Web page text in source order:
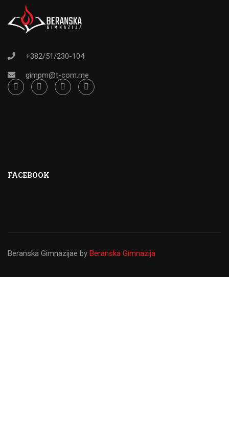
+382/51/230-104
gimpm@t-com.me
FACEBOOK
Beranska Gimnazijae by Beranska Gimnazija